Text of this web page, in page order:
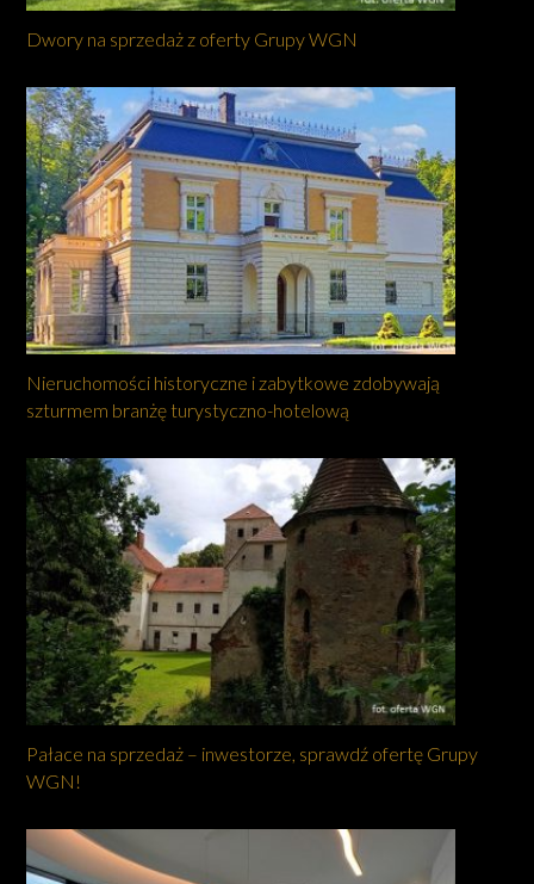
Dwory na sprzedaż z oferty Grupy WGN
Nieruchomości historyczne i zabytkowe zdobywają
szturmem branżę turystyczno-hotelową
Pałace na sprzedaż – inwestorze, sprawdź ofertę Grupy
WGN!